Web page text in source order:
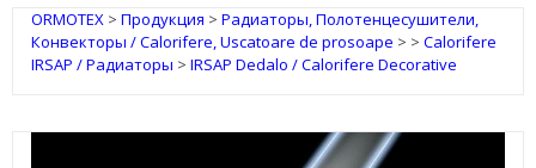
ORMOTEX > Продукция > Радиаторы, Полотенцесушители,
Конвекторы / Calorifere, Uscatoare de prosoape > > Calorifere
IRSAP / Радиаторы > IRSAP Dedalo / Calorifere Decorative